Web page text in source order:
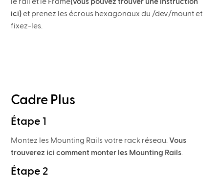
ici)et prenez les écrous hexagonaux du /dev/mount et
fixez-les.
Cadre Plus
Étape 1
Montez les Mounting Rails votre rack réseau.Vous
trouverez ici comment monter les Mounting Rails
Étape 2